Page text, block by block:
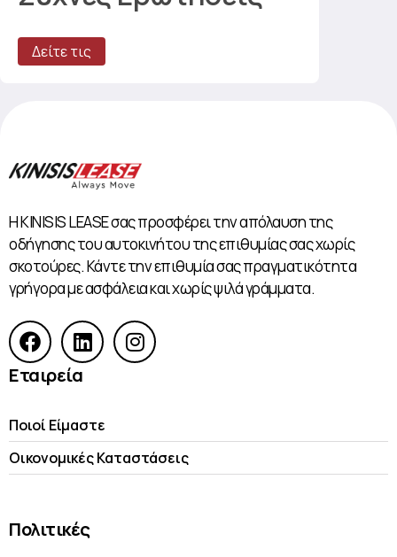
Δείτε τις
Η KINISIS LEASE σας προσφέρει την απόλαυση της
οδήγησης του αυτοκινήτου της επιθυμίας σας χωρίς
σκοτούρες. Κάντε την επιθυμία σας πραγματικότητα
γρήγορα με ασφάλεια και χωρίς ψιλά γράμματα.
Εταιρεία
Ποιοί Είμαστε
Οικονομικές Kαταστάσεις
Πολιτικές